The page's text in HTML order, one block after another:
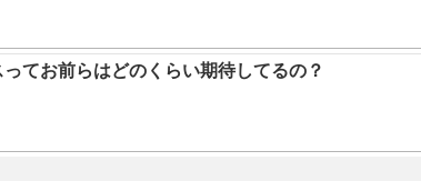
てお前らはどのくらい期待してるの？